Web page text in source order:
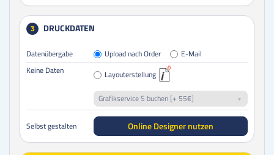
3 DRUCKDATEN
Datenübergabe Upload nach Order
E-Mail
Keine Daten
Layouterstellung
Grafikservice S buchen [+ 55€]
Selbst gestalten Online Designer nutzen